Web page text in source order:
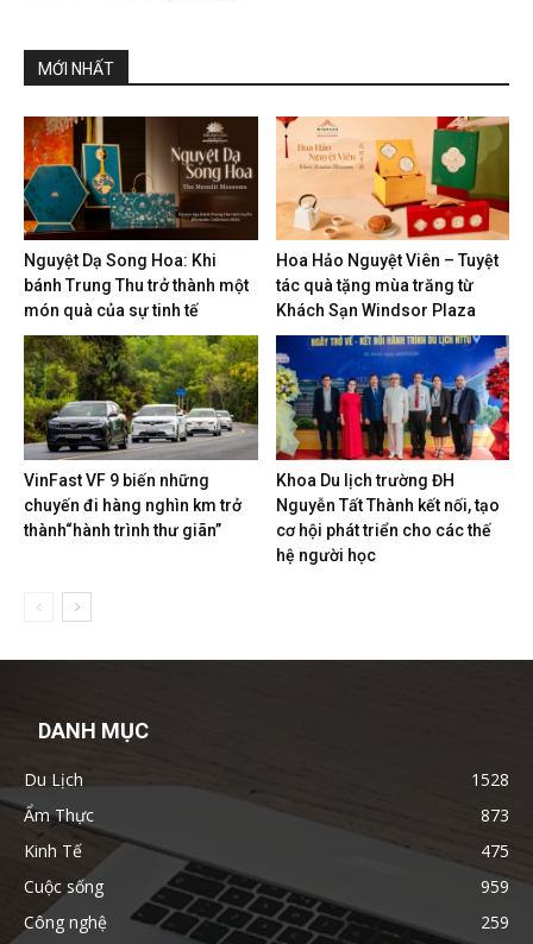
MỚI NHẤT
Nguyệt Dạ Song Hoa: Khi
bánh Trung Thu trở thành một
món quà của sự tinh tế
Hoa Hảo Nguyệt Viên – Tuyệt
tác quà tặng mùa trăng từ
Khách Sạn Windsor Plaza
VinFast VF 9 biến những
chuyến đi hàng nghìn km trở
thành“hành trình thư giãn”
Khoa Du lịch trường ĐH
Nguyễn Tất Thành kết nối, tạo
cơ hội phát triển cho các thế
hệ người học
DANH MỤC
Du Lịch
1528
Ẩm Thực
873
Kinh Tế
475
Cuộc sống
959
Công nghệ
259